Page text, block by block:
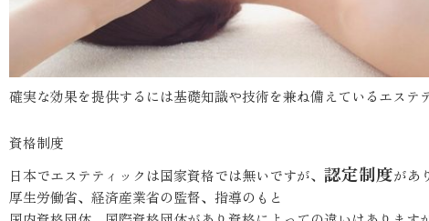
確実な効果を提供するには基礎知識や技術を兼ね備えているエステ
資格制度
日本でエステティックは国家資格では無いですが、 認定制度があ
厚生労働省、経済産業省の監督、指導のもと